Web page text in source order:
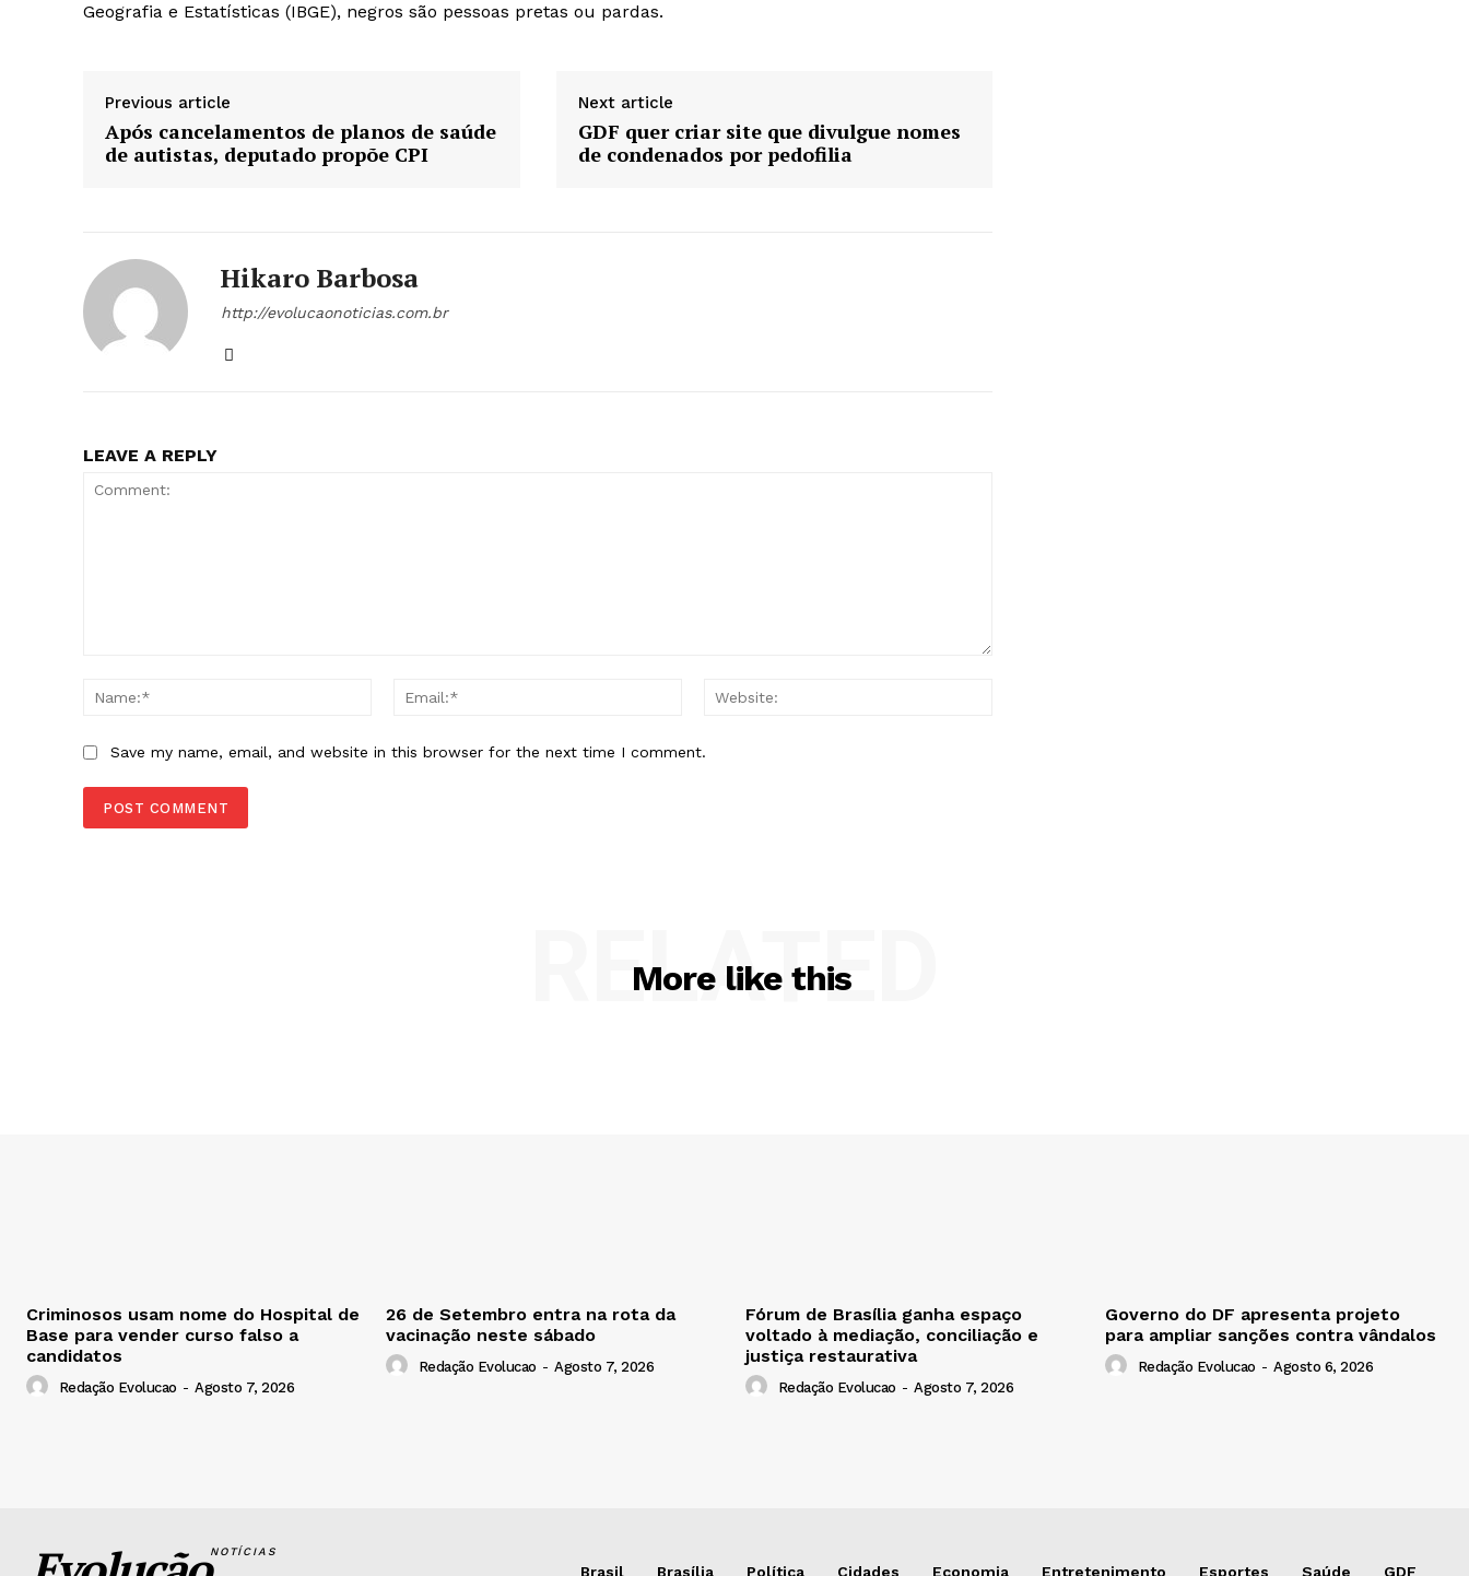
Geografia e Estatísticas (IBGE), negros são pessoas pretas ou pardas.
Previous article
Após cancelamentos de planos de saúde
de autistas, deputado propõe CPI
Next article
GDF quer criar site que divulgue nomes
de condenados por pedofilia
Hikaro Barbosa
http://evolucaonoticias.com.br
LEAVE A REPLY
Name:*
Email:*
Save my name, email, and website in this browser for the next time I comment.
More like this
RELATED
Criminosos usam nome do Hospital de
Base para vender curso falso a
candidatos
Redação Evolucao - Agosto 7, 2026
26 de Setembro entra na rota da
vacinação neste sábado
Redação Evolucao - Agosto 7, 2026
Fórum de Brasília ganha espaço
voltado à mediação, conciliação e
justiça restaurativa
Redação Evolucao - Agosto 7, 2026
Governo do DF apresenta projeto
para ampliar sanções contra vândalos
Redação Evolucao - Agosto 6, 2026
NOTÍCIAS
Brasil Brasília Política Cidades Economia Entretenimento Esportes Saúde GDF